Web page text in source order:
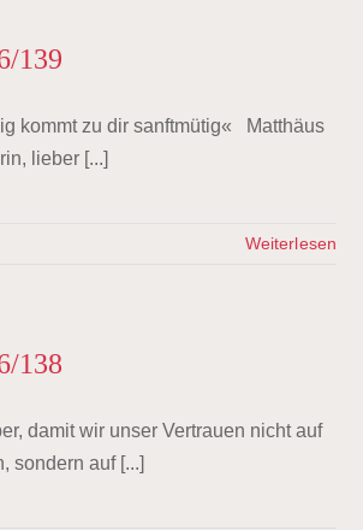
139
kommt zu dir sanftmütig« Matthäus
lieber [...]
Weiterlesen
138
damit wir unser Vertrauen nicht auf
sondern auf [...]